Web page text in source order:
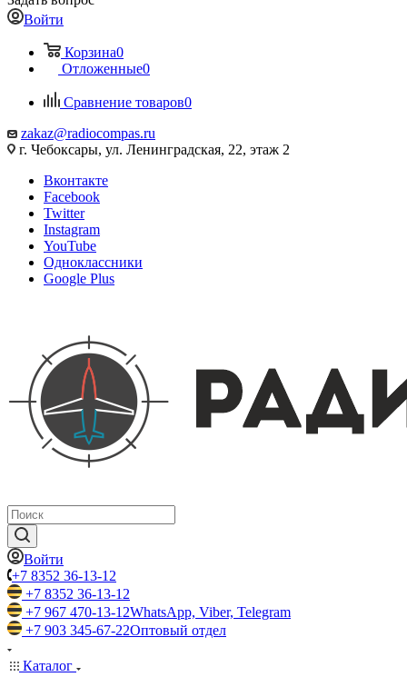
Войти
Корзина0
Отложенные0
Сравнение товаров0
zakaz@radiocompas.ru
г. Чебоксары, ул. Ленинградская, 22, этаж 2
Вконтакте
Facebook
Twitter
Instagram
YouTube
Одноклассники
Google Plus
Войти
+7 8352 36-13-12
+7 8352 36-13-12
+7 967 470-13-12WhatsApp, Viber, Telegram
+7 903 345-67-22Оптовый отдел
Каталог